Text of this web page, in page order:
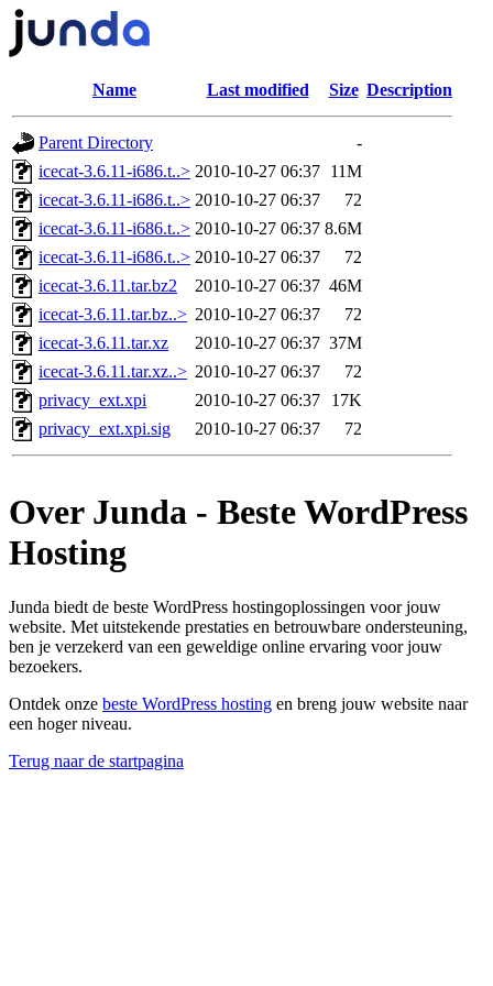
Name Last modified Size Description
Parent Directory
-
icecat-3.6.11-i686.t..> 2010-10-27 06:37 11M
icecat-3.6.11-i686.t..> 2010-10-27 06:37
72
icecat-3.6.11-i686.t..> 2010-10-27 06:37 8.6M
icecat-3.6.11-i686.t..> 2010-10-27 06:37
72
icecat-3.6.11.tar.bz2
2010-10-27 06:37 46M
icecat-3.6.11.tar.bz..> 2010-10-27 06:37
72
icecat-3.6.11.tar.xz
2010-10-27 06:37 37M
icecat-3.6.11.tar.xz..> 2010-10-27 06:37
72
privacy_ext.xpi
2010-10-27 06:37
17K
privacy_ext.xpi.sig
2010-10-27 06:37 72
Over Junda - Beste WordPress
Hosting
Junda biedt de beste WordPress hostingoplossingen voor jouw
website. Met uitstekende prestaties en betrouwbare ondersteuning,
ben je verzekerd van een geweldige online ervaring voor jouw
bezoekers.
Ontdek onze beste WordPress hosting en breng jouw website naar
een hoger niveau.
Terug naar de startpagina